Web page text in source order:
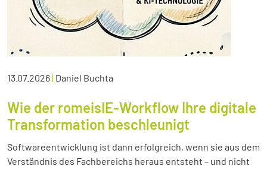
13.07.2026| Daniel Buchta
Wie der romeisIE-Workflow Ihre digitale
Transformation beschleunigt
Softwareentwicklung ist dann erfolgreich, wenn sie aus dem
Verständnis des Fachbereichs heraus entsteht – und nicht